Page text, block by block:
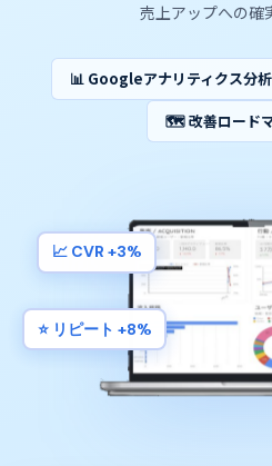
売上アップへの確
📊 Googleアナリティクス分析
🗺 改善ロード
📈 CVR +3%
⭐ リピート +8%